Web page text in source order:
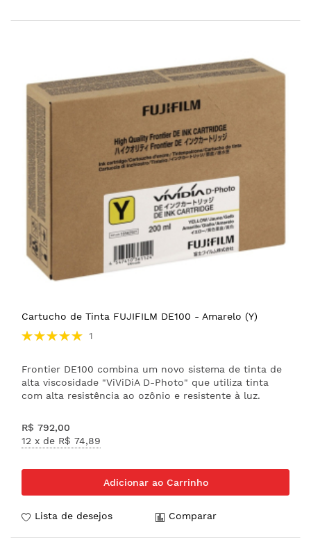
Cartucho de Tinta FUJIFILM DE100 - Amarelo (Y)
Avaliação:
1
Frontier DE100 combina um novo sistema de tinta de
alta viscosidade "ViViDiA D-Photo" que utiliza tinta
com alta resistência ao ozônio e resistente à luz.
R$ 792,00
12 x de R$ 74,89
Adicionar ao Carrinho
Lista de desejos Comparar